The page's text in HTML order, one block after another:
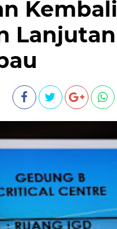
Kembali
Lanjutan